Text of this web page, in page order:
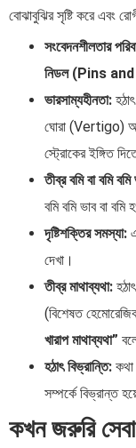
বোঝাবুঝির সৃষ্টি করে এবং
সংবেদনশীলতার
নিডল (Pins
ভারসাম্যহীনতা:
ঘোরা (Vertigo)
স্ট্রোকের ইঙ্গিত
তীব্র বমি বা বমি বমি
বমি বমি ভাব বা বমি
দৃষ্টিশক্তির সমস্যা:
দেখা।
তীব্র মাথাব্যথা:
(বিশেষত
খারাপ মাথাব্যথা”
হঠাৎ বিভ্রান্তি: কথা
সম্পর্কে বিভ্রান্ত
কখন জরুরি